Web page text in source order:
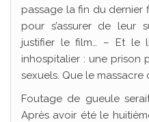
passage la fin du dernier
pour s’assurer de leur
justifier le film… – Et le
inhospitalier : une prison
sexuels. Que le massacre
Foutage de gueule
Après avoir été le